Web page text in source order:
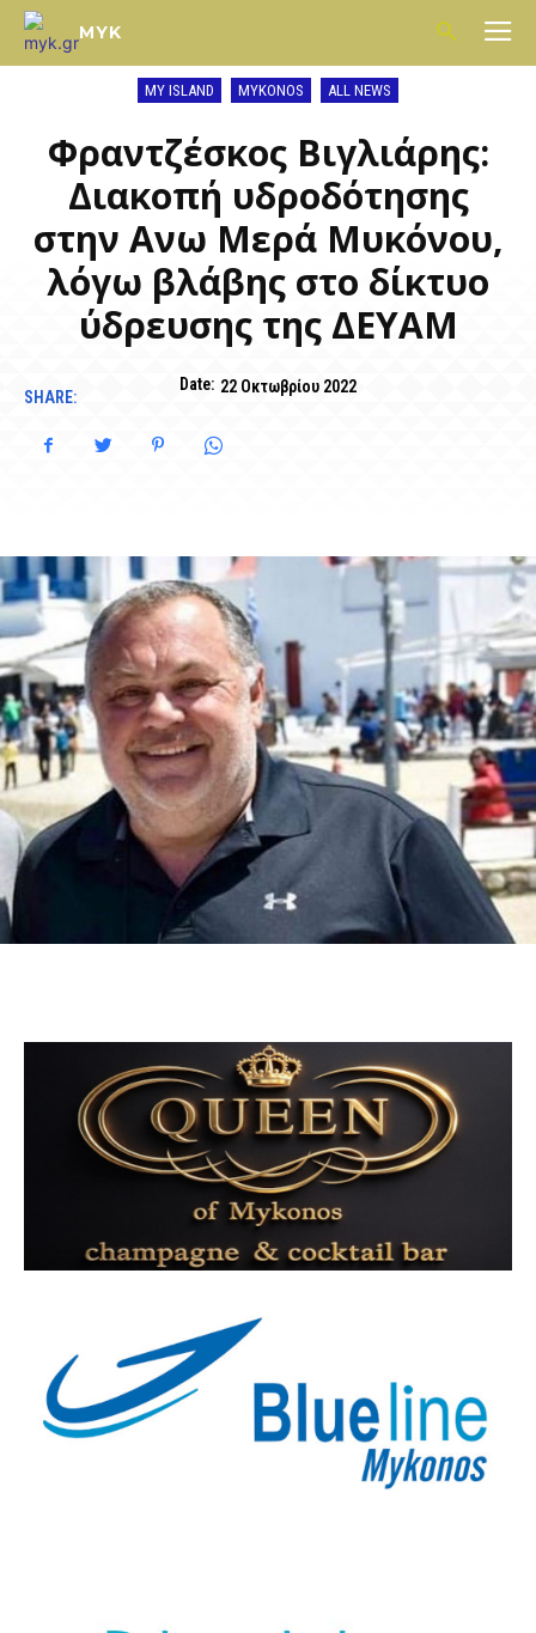
MYK
MY ISLAND MYKONOS ALL NEWS
Φραντζέσκος Βιγλιάρης:
Διακοπή υδροδότησης
στην Ανω Μερά Μυκόνου,
λόγω βλάβης στο δίκτυο
ύδρευσης της ΔΕΥΑΜ
Date: 22 Οκτωβρίου 2022
SHARE: